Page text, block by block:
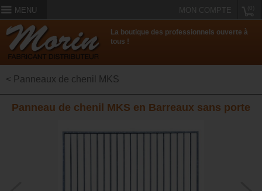
MENU MON COMPTE
La boutique des professionnels ouverte à
tous !
< Panneaux de chenil MKS
Panneau de chenil MKS en Barreaux sans porte